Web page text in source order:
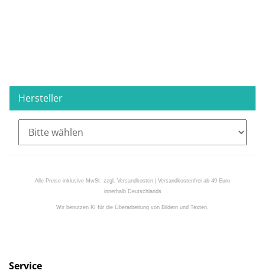
Hersteller
Alle Preise inklusive MwSt. zzgl. Versandkosten | Versandkostenfrei ab 49 Euro
innerhalb Deutschlands
Wir benutzen KI für die Überarbeitung von Bildern und Texten.
Service